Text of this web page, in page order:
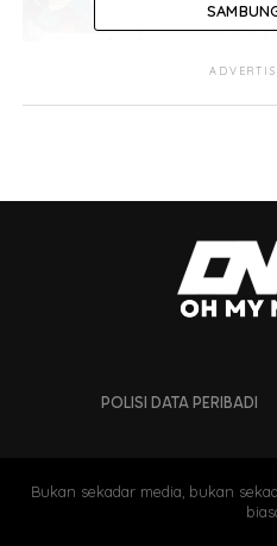
POLISI DATA PERIBADI
Bukan sekadar media, bukan